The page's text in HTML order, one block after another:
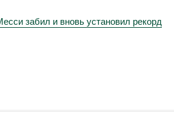
забил и вновь установил рекорд